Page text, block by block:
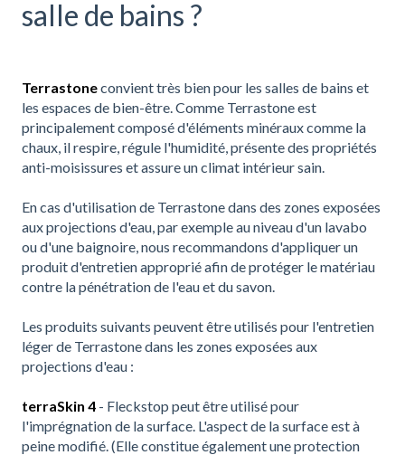
salle de bains ?
Terrastoneconvient très bien pour les salles de bains et
les espaces de bien-être. Comme Terrastone est
principalement composé d'éléments minéraux comme la
chaux, il respire, régule l'humidité, présente des propriétés
anti-moisissures et assure un climat intérieur sain.
En cas d'utilisation de Terrastone dans des zones exposées
aux projections d'eau, par exemple au niveau d'un lavabo
ou d'une baignoire, nous recommandons d'appliquer un
produit d'entretien approprié afin de protéger le matériau
contre la pénétration de l'eau et du savon.
Les produits suivants peuvent être utilisés pour l'entretien
léger de Terrastone dans les zones exposées aux
projections d'eau :
terraSkin 4 - Fleckstop peut être utilisé pour
l'imprégnation de la surface. L'aspect de la surface est à
peine modifié. (Elle constitue également une protection